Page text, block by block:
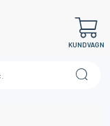
KUNDVAGN